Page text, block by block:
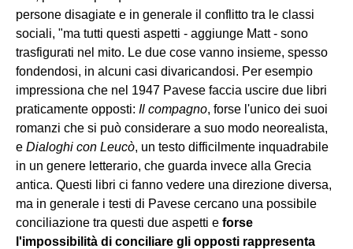
persone disagiate e in generale il conflitto tra le classi
sociali, "ma tutti questi aspetti - aggiunge Matt - sono
trasfigurati nel mito. Le due cose vanno insieme, spesso
fondendosi, in alcuni casi divaricandosi. Per esempio
impressiona che nel 1947 Pavese faccia uscire due libri
praticamente opposti: Il compagno, forse l'unico dei suoi
romanzi che si può considerare a suo modo neorealista,
e Dialoghi con Leucò, un testo difficilmente inquadrabile
in un genere letterario, che guarda invece alla Grecia
antica. Questi libri ci fanno vedere una direzione diversa,
ma in generale i testi di Pavese cercano una possibile
conciliazione tra questi due aspetti e forse
l'impossibilità di conciliare gli opposti rappresenta